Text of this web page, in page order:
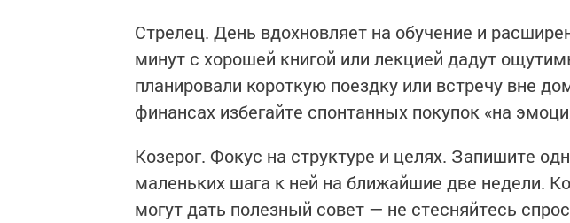
Стрелец. День вдохновляет на обучение и
минут с хорошей книгой или лекцией дадут
планировали короткую поездку или встречу вне
финансах избегайте спонтанных покупок «на
Козерог. Фокус на структуре и целях. Запишите
маленьких шага к ней на ближайшие две недели.
могут дать полезный совет — не стесняйтесь